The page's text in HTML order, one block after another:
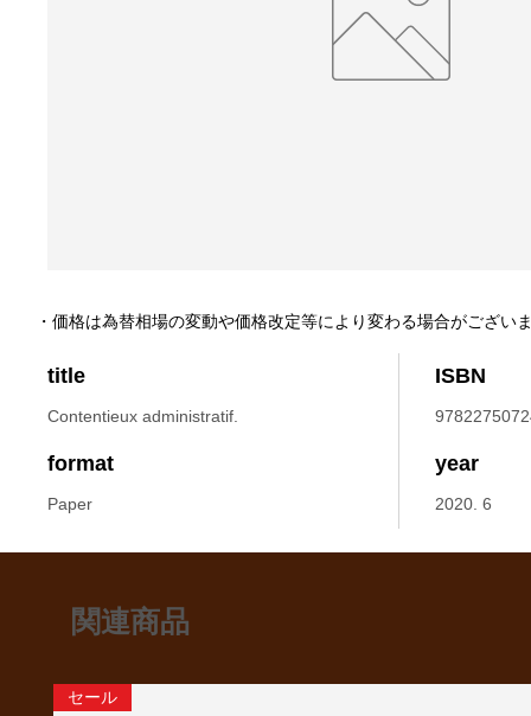
title
Contentieux administratif.
ISBN
format
Paper
year
2020. 6
・価格は為替相場の変動や価格改定等により変わる場合がござい
関連商品
セール